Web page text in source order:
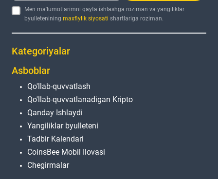
Men ma'lumotlarimni qayta ishlashga roziman va yangiliklar
byulleteniningmaxfiylik siyosati shartlariga roziman.
Kategoriyalar
Asboblar
Qo'llab-quvvatlash
Qo'llab-quvvatlanadigan Kripto
Qanday Ishlaydi
Yangiliklar byulleteni
Tadbir Kalendari
CoinsBee Mobil Ilovasi
Chegirmalar